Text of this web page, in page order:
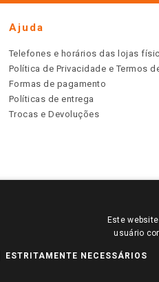
Ajuda
Telefones e horários das lojas
Política de Privacidade e Termos
Formas de pagamento
Políticas de entrega
Trocas e Devoluções
VER OS PREÇOS DA SUA REGIÃO, FAÇA
E CONDIÇÕES COMERCIAIS DESTE
Este
usuário
ESTRITAMENTE NECESSÁRIOS